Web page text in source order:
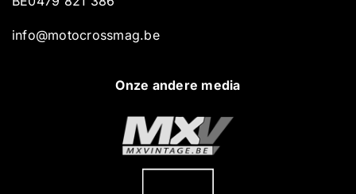
info@motocrossmag.be
Onze andere media